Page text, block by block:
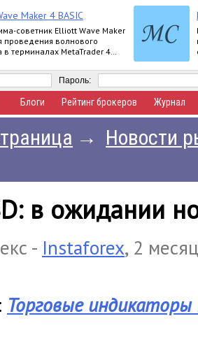
Maker 4 BASIC
советник Elliott Wave Maker
проведения волнового
в терминалах MetaTrader 4
Пароль:
Блоги Рейтинг брокеров Журнал
→ Новости
в ожидании
- Instaforex, 2
Торговые индикаторы